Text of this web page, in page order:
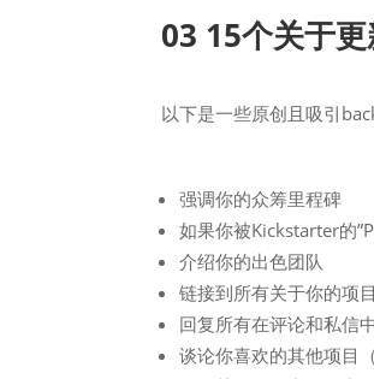
03 15个关于
以下是一些原创且吸引
强调你的众筹里程碑
如果你被Kickstarter的
介绍你的出色团队
链接到所有关于你的项
回复所有在评论和私信
谈论你喜欢的其他项目